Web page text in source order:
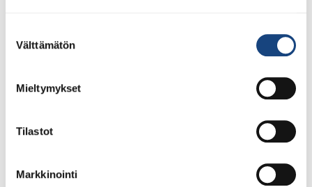
valinta
Välttämätön
Mieltymykset
Tilastot
Markkinointi
1.8.2026